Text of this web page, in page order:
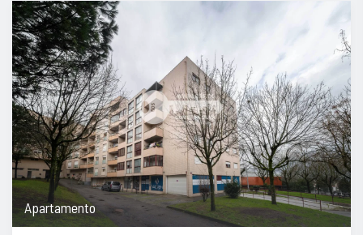
Apartamento